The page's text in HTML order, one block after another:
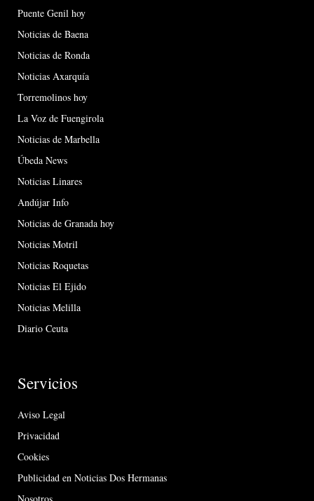
Puente Genil hoy
Noticias de Baena
Noticias de Ronda
Noticias Axarquía
Torremolinos hoy
La Voz de Fuengirola
Noticias de Marbella
Úbeda News
Noticias Linares
Andújar Info
Noticias de Granada hoy
Noticias Motril
Noticias Roquetas
Noticias El Ejido
Noticias Melilla
Diario Ceuta
Servicios
Aviso Legal
Privacidad
Cookies
Publicidad en Noticias Dos Hermanas